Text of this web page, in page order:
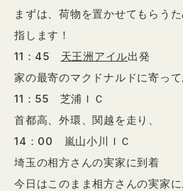
まずは、荷物を置かせてもらう
指します！
11：45 天王洲アイル出発
家の最寄のマクドナルドに寄って
11：55 芝浦ＩＣ
首都高、外環、関越を走り、
14：00 嵐山小川ＩＣ
埼玉の相方さんの実家に到着
今日はこのまま相方さんの実家に